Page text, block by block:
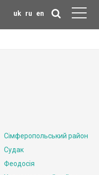
uk ru en
Сімферопольський район
Судак
Феодосія